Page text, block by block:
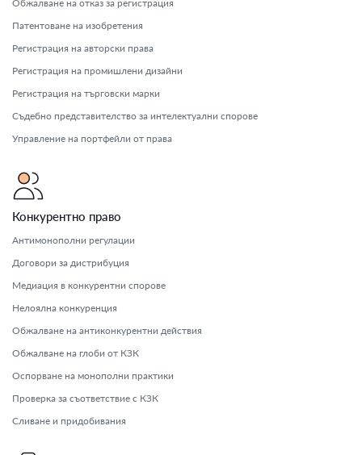
Обжалване на отказ за регистрация
Патентоване на изобретения
Регистрация на авторски права
Регистрация на промишлени дизайни
Регистрация на търговски марки
Съдебно представителство за интелектуални спорове
Управление на портфейли от права
Конкурентно право
Антимонополни регулации
Договори за дистрибуция
Медиация в конкурентни спорове
Нелоялна конкуренция
Обжалване на антиконкурентни действия
Обжалване на глоби от КЗК
Оспорване на монополни практики
Проверка за съответствие с КЗК
Сливане и придобивания